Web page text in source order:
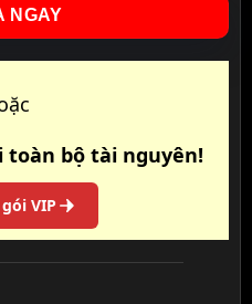
NGAY
toàn bộ tài nguyên!
VIP